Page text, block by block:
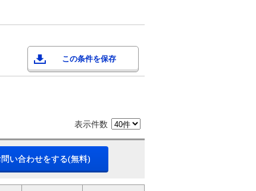
この条件を保存
表示件数
い合わせをする(無料)